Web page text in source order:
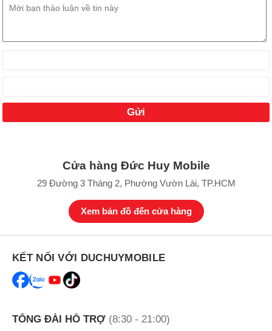
Cửa hàng Đức Huy Mobile
29 Đường 3 Tháng 2, Phường Vườn Lài, TP.HCM
Xem bản đồ đến cửa hàng
KẾT NỐI VỚI DUCHUYMOBILE
TỔNG ĐÀI HỖ TRỢ (8:30 - 21:00)